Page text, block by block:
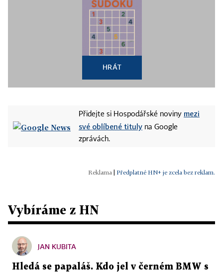
HRÁT
Přidejte si Hospodářské noviny mezi
své oblíbené tituly na Google
zprávách.
Předplatné HN+ je zcela bez reklam.
Vybíráme z HN
JAN KUBITA
Hledá se papaláš. Kdo jel v černém BMW s